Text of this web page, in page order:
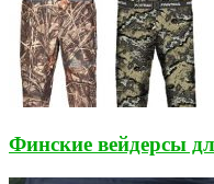
Финские вейдерсы